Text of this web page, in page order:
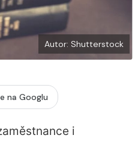
Autor: Shutterstock
na Googlu
i